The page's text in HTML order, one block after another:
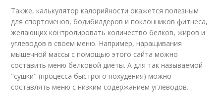
Также, калькулятор калорийности окажется полезным
для спортсменов, бодибилдеров и поклонников фитнеса,
желающих контролировать количество белков, жиров и
углеводов в своем меню. Например, наращивания
мышечной массы с помощью этого сайта можно
составить меню белковой диеты. А для так называемой
"сушки" (процесса быстрого похудения) можно
составлять меню с низким содержанием углеводов.